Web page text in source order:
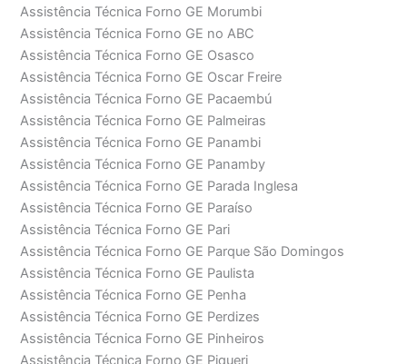
Assistência Técnica Forno GE Morumbi
Assistência Técnica Forno GE no ABC
Assistência Técnica Forno GE Osasco
Assistência Técnica Forno GE Oscar Freire
Assistência Técnica Forno GE Pacaembú
Assistência Técnica Forno GE Palmeiras
Assistência Técnica Forno GE Panambi
Assistência Técnica Forno GE Panamby
Assistência Técnica Forno GE Parada Inglesa
Assistência Técnica Forno GE Paraíso
Assistência Técnica Forno GE Pari
Assistência Técnica Forno GE Parque São Domingos
Assistência Técnica Forno GE Paulista
Assistência Técnica Forno GE Penha
Assistência Técnica Forno GE Perdizes
Assistência Técnica Forno GE Pinheiros
Assistência Técnica Forno GE Piqueri